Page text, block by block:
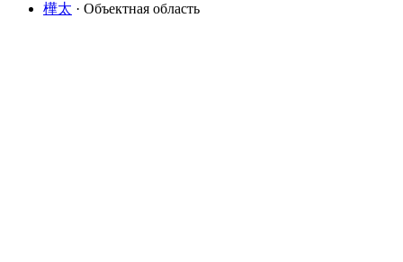
樺太 · Объектная область